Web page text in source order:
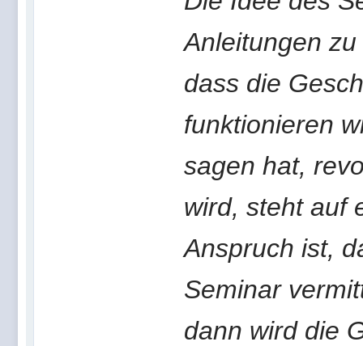
Anleitungen
dass die
funktionieren
sagen hat,
wird, steht auf
Anspruch ist,
Seminar
dann wird die